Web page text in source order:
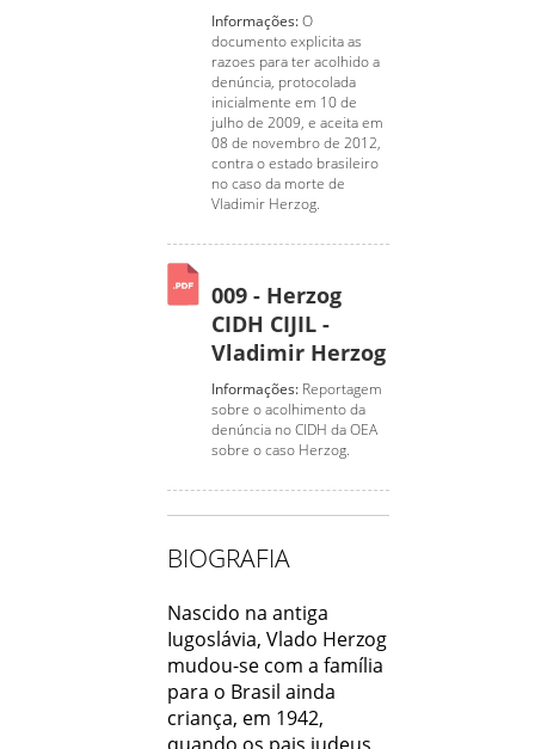
Informações:O
documento explicita as
razoes para ter acolhido a
denúncia, protocolada
inicialmente em 10 de
julho de 2009, e aceita em
08 de novembro de 2012,
contra o estado brasileiro
no caso da morte de
Vladimir Herzog.
009 - Herzog
CIDH CIJIL -
Vladimir Herzog
Informações: Reportagem
sobre o acolhimento da
denúncia no CIDH da OEA
sobre o caso Herzog.
BIOGRAFIA
Nascido na antiga
Iugoslávia, Vlado Herzog
mudou-se com a família
para o Brasil ainda
criança, em 1942,
quando os pais judeus